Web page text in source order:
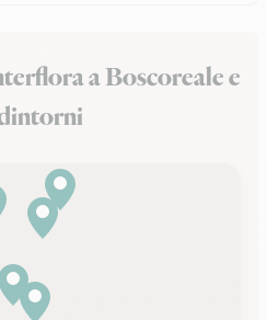
a Boscoreale e